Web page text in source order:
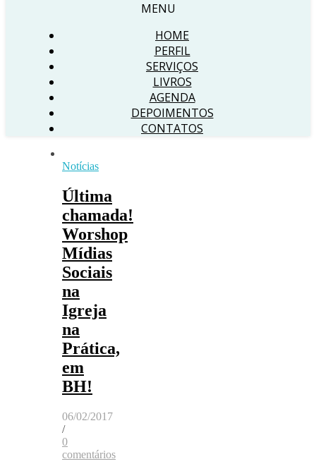
MENU
HOME
PERFIL
SERVIÇOS
LIVROS
AGENDA
DEPOIMENTOS
CONTATOS
Notícias
Última
chamada!
Worshop
Mídias
Sociais
na
Igreja
na
Prática,
em
BH!
06/02/2017
/
0
comentários